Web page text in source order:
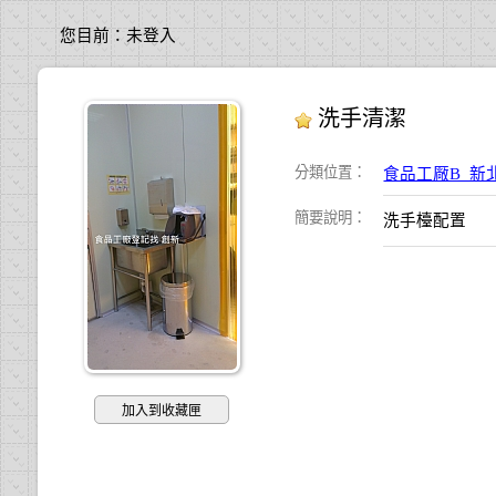
您目前： 未登入
加入到收藏匣
洗手清潔
分類位置 ： 食品工厰B_新
簡要說明 ： 洗手檯配置